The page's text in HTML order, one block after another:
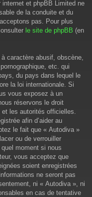
et phpBB Limited ne
de la conduite et du
pas. Pour plus
le site de phpBB (en
caractère abusif, obscène,
etc. qui
du pays dans lequel le
la loi internationale. Si
vous exposez à un
réservons le droit
les autorités officielles.
afin d’aider au
le fait que « Autodiva »
ou de verrouiller
quel moment si nous
vous acceptez que
soient enregistrées
ne seront pas
ni « Autodiva », ni
en cas de tentative